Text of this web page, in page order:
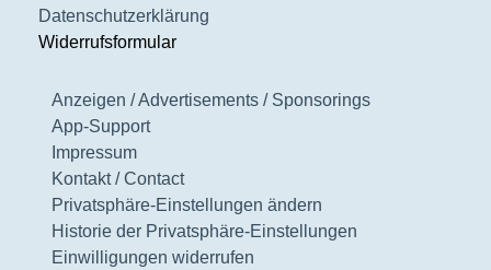
Datenschutzerklärung
Widerrufsformular
Anzeigen / Advertisements / Sponsorings
App-Support
Impressum
Kontakt / Contact
Privatsphäre-Einstellungen ändern
Historie der Privatsphäre-Einstellungen
Einwilligungen widerrufen